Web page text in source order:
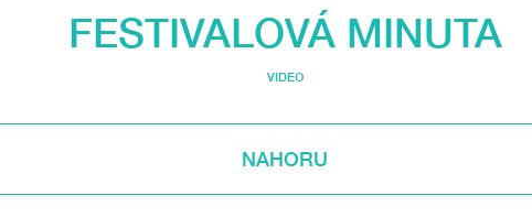
FESTIVALOVÁ MINUTA
VIDEO
NAHORU